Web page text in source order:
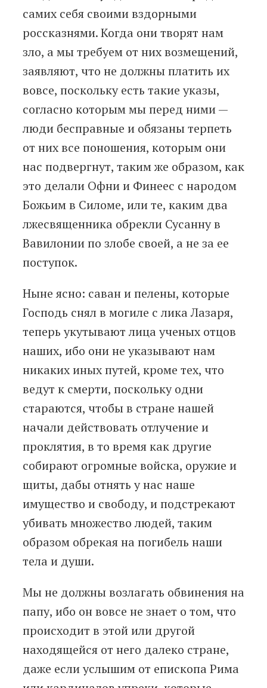
самих себя своими вздорными
россказнями. Когда они творят нам
зло, а мы требуем от них возмещений,
заявляют, что не должны платить их
вовсе, поскольку есть такие указы,
согласно которым мы перед ними —
люди бесправные и обязаны терпеть
от них все поношения, которым они
нас подвергнут, таким же образом, как
это делали Офни и Финеес с народом
Божьим в Силоме, или те, каким два
лжесвященника обрекли Сусанну в
Вавилонии по злобе своей, а не за ее
поступок.
Ныне ясно: саван и пелены, которые
Господь снял в могиле с лика Лазаря,
теперь укутывают лица ученых отцов
наших, ибо они не указывают нам
никаких иных путей, кроме тех, что
ведут к смерти, поскольку одни
стараются, чтобы в стране нашей
начали действовать отлучение и
проклятия, в то время как другие
собирают огромные войска, оружие и
щиты, дабы отнять у нас наше
имущество и свободу, и подстрекают
убивать множество людей, таким
образом обрекая на погибель наши
тела и души.
Мы не должны возлагать обвинения на
папу, ибо он вовсе не знает о том, что
происходит в этой или другой
находящейся от него далеко стране,
даже если услышим от епископа Рима